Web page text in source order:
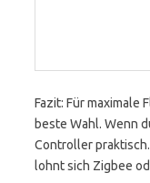
Fazit: Für maximale
beste Wahl. Wenn
Controller
lohnt sich Zigbee